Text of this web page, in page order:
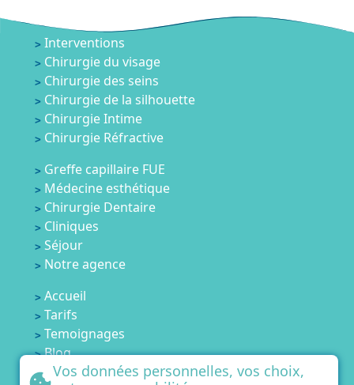
Interventions
Chirurgie du visage
Chirurgie des seins
Chirurgie de la silhouette
Chirurgie Intime
Chirurgie Réfractive
Greffe capillaire FUE
Médecine esthétique
Chirurgie Dentaire
Cliniques
Séjour
Notre agence
Accueil
Tarifs
Temoignages
Blog
Contactez-nous
Vos données personnelles, vos choix,